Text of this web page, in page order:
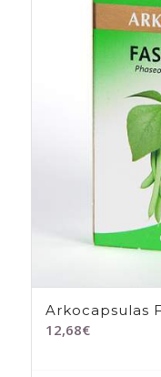
Arkocapsulas
12,68€